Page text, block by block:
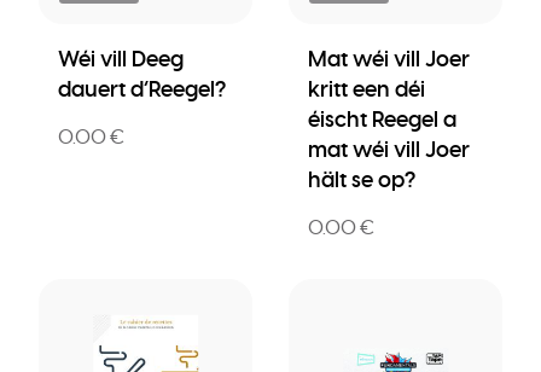
Wéi vill Deeg
dauert d’Reegel?
0.00 €
Mat wéi vill Joer
kritt een déi
éischt Reegel a
mat wéi vill Joer
hält se op?
0.00 €